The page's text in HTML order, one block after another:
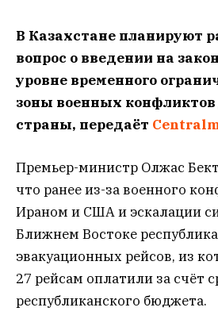
В Казахстане планируют
вопрос о введении на
уровне временного
зоны военных
страны, передаёт
Премьер-министр Олжас
что ранее из-за военного
Ираном и США и эскалации
Ближнем Востоке
эвакуационных рейсов, из
27 рейсам оплатили за счёт
республиканского бюджета.